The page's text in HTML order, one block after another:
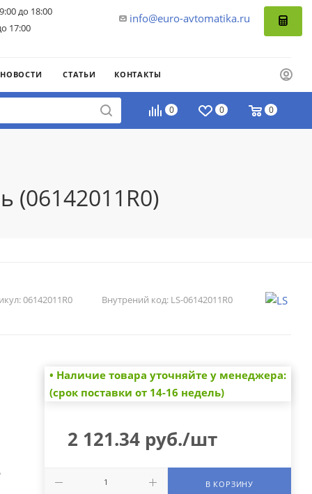
info@euro-avtomatika.ru
до 18:00
17:00
НОВОСТИ СТАТЬИ КОНТАКТЫ
0 0 0
(06142011R0)
06142011R0 Внутрений код: LS-06142011R0
• Наличие товара уточняйте у менеджера:
(срок поставки от 14-16 недель)
2 121.34руб./шт
В КОРЗИНУ